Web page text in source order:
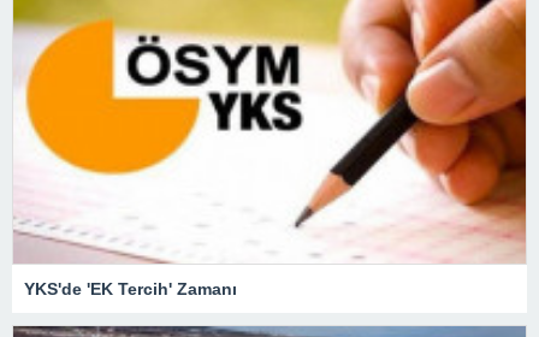
YKS'de 'EK Tercih' Zamanı